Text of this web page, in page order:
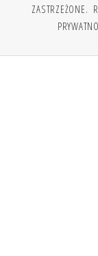
ZASTRZEŻONE.